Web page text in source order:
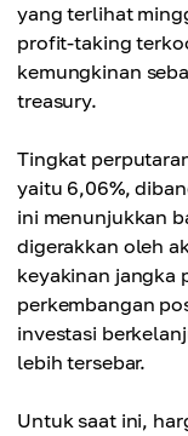
yang terlihat
profit-taking
kemungkinan
treasury.
Tingkat
yaitu 6,06%,
ini menunjukkan
digerakkan oleh
keyakinan jangka
perkembangan
investasi
lebih tersebar.
Untuk saat ini,